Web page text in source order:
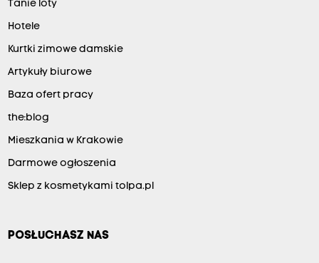
Tanie loty
Hotele
Kurtki zimowe damskie
Artykuły biurowe
Baza ofert pracy
the:blog
Mieszkania w Krakowie
Darmowe ogłoszenia
Sklep z kosmetykami tolpa.pl
POSŁUCHASZ NAS